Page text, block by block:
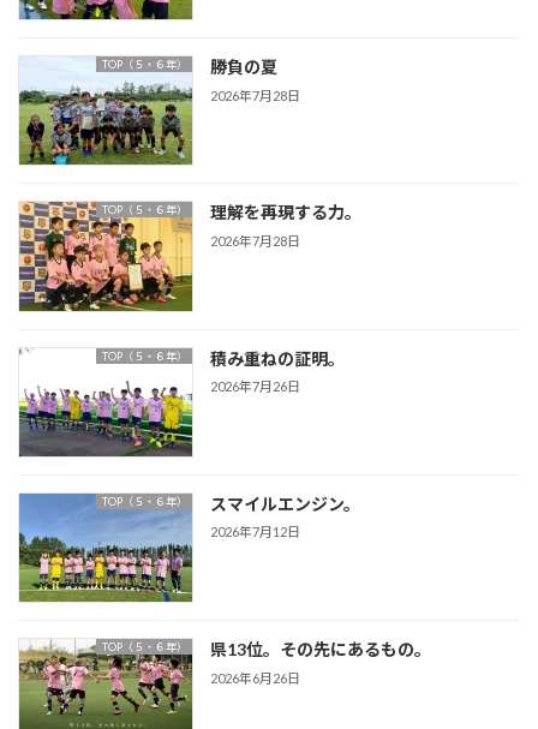
TOP（５・６年） 勝負の夏
2026年7月28日
TOP（５・６年） 理解を再現する力。
2026年7月28日
TOP（５・６年） 積み重ねの証明。
2026年7月26日
TOP（５・６年） スマイルエンジン。
2026年7月12日
TOP（５・６年） 県13位。その先にあるもの。
2026年6月26日